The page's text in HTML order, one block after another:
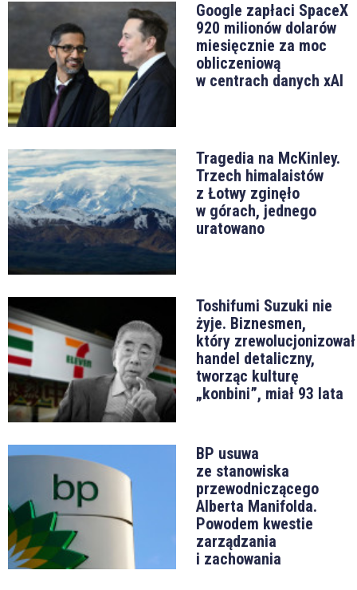
Google zapłaci SpaceX
920 milionów dolarów
miesięcznie za moc
obliczeniową
w centrach danych xAI
Tragedia na McKinley.
Trzech himalaistów
z Łotwy zginęło
w górach, jednego
uratowano
Toshifumi Suzuki nie
żyje. Biznesmen,
który zrewolucjonizował
handel detaliczny,
tworząc kulturę
„konbini”, miał 93 lata
BP usuwa
ze stanowiska
przewodniczącego
Alberta Manifolda.
Powodem kwestie
zarządzania
i zachowania